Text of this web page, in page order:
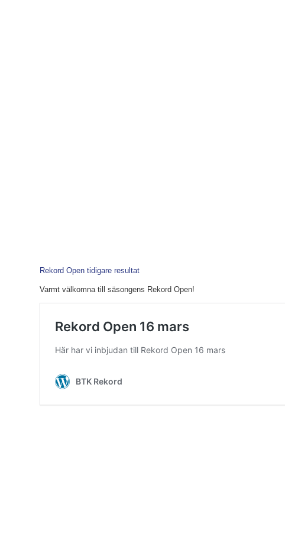
Rekord Open tidigare resultat
Varmt välkomna till säsongens Rekord Open!